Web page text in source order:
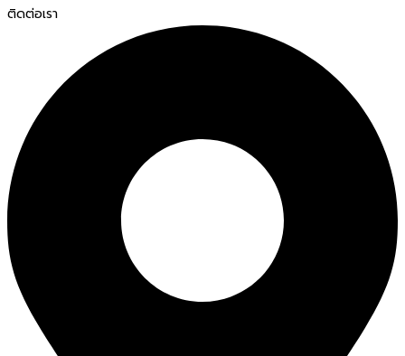
ติดต่อเรา